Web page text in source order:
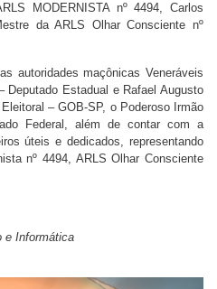
MODERNISTA nº 4494, Carlos
da ARLS Olhar Consciente nº
autoridades maçônicas Veneráveis
Deputado Estadual e Rafael Augusto
– GOB-SP, o Poderoso Irmão
Federal, além de contar com a
úteis e dedicados, representando
nº 4494, ARLS Olhar Consciente
e Informática